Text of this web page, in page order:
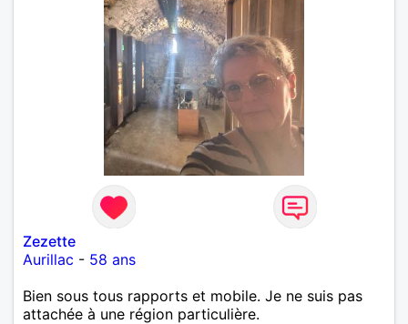
Zezette
Aurillac - 58 ans
Bien sous tous rapports et mobile. Je ne suis pas
attachée à une région particulière.